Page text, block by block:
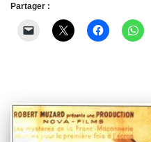
Partager :